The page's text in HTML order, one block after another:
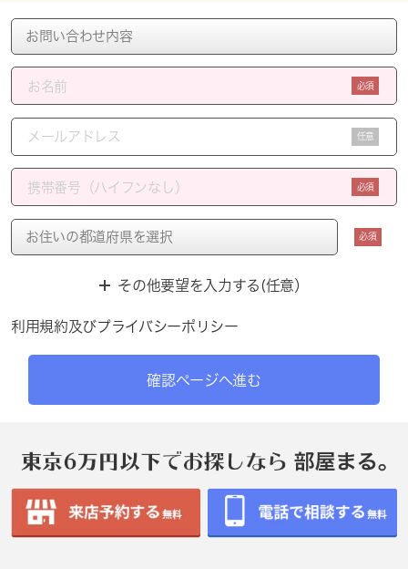
必須
任意
必須
必須
その他要望を入力する(任意）
利用規約及びプライバシーポリシー
確認ページへ進む